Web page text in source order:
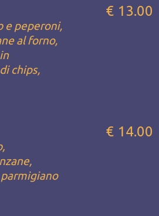
e peperoni,
al forno,
chips,
€ 13.00
€ 14.00